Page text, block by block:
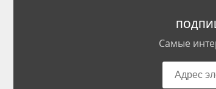
Самые